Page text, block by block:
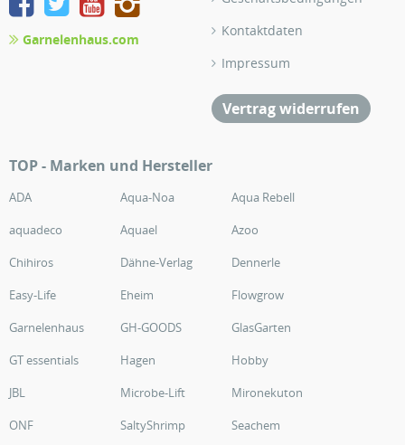
Garnelenhaus.com
Kontaktdaten
Impressum
Vertrag widerrufen
TOP - Marken und Hersteller
ADA Aqua-Noa
Aqua Rebell
aquadeco
Aquael
Azoo
Chihiros
Dähne-Verlag
Dennerle
Easy-Life
Eheim
Flowgrow
Garnelenhaus
GH-GOODS
GlasGarten
GT essentials
Hagen
Hobby
JBL
Microbe-Lift
Mironekuton
ONF
SaltyShrimp
Seachem